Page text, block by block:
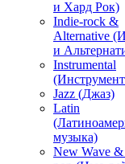
и Хард Рок)
Indie-rock &
Alternative
и
Instrumental
Jazz (Джаз)
Latin
музыка)
New Wave